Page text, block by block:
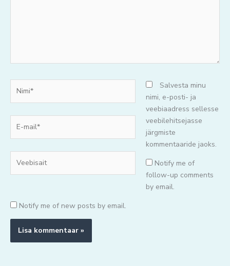
mail*
Salvesta minu
nimi, e-posti- ja
veebiaadress sellesse
veebilehitsejasse
järgmiste
kommentaaride jaoks.
Notify me of
follow-up comments
by email.
Notify me of new posts by email.